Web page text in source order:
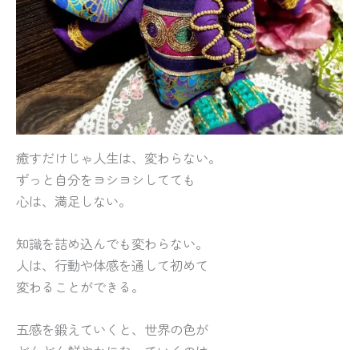
癒すだけじゃ人生は、変わらない。
ずっと自分をヨシヨシしてても
心は、満足しない。
知識を詰め込んでも変わらない。
人は、行動や体感を通して初めて
変わることができる。
五感を鍛えていくと、世界の色が